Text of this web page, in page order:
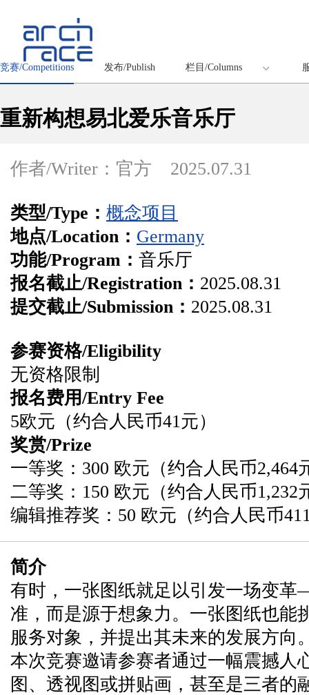
竞赛/Competitions 发布/Publish 栏目/Columns
重新构想易北爱乐音乐厅
作者/Writer：官方 2025.07.31
类型/Type： 概念项目
地点/Location： Germany
功能/Program： 音乐厅
报名截止/Registration： 2025.08.31
提交截止/Submission： 2025.08.31
参赛资格/Eligibility
无资格限制
报名费用/Entry Fee
5欧元（约合人民币41元）
奖赏/Prize
一等奖：300 欧元（约合人民币2,464
二等奖：150 欧元（约合人民币1,232
编辑推荐奖：50 欧元（约合人民币
简介
有时，一张图纸就足以引发一场变
准，而是源于想象力。一张图纸也能
服务对象，并提出其未来的发展方向
本次竞赛邀请参赛者通过一幅震撼
图、透视图或拼贴画，甚至是三者的